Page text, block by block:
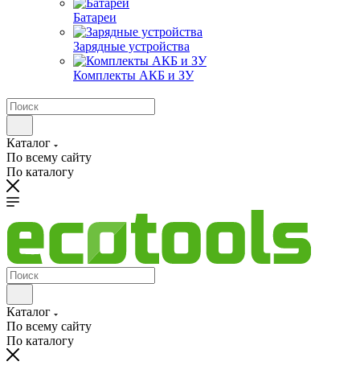
Батареи
Зарядные устройства
Комплекты АКБ и ЗУ
Каталог
По всему сайту
По каталогу
Каталог
По всему сайту
По каталогу